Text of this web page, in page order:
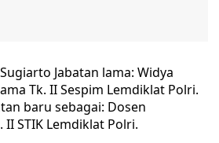
Jabatan lama: Widya
Tk. II Sespim Lemdiklat Polri.
baru sebagai: Dosen
STIK Lemdiklat Polri.